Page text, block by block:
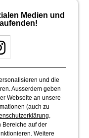
Medien und
und die
Ausserdem geben
Webseite an unsere
(auch zu
Bereiche auf der
Weitere